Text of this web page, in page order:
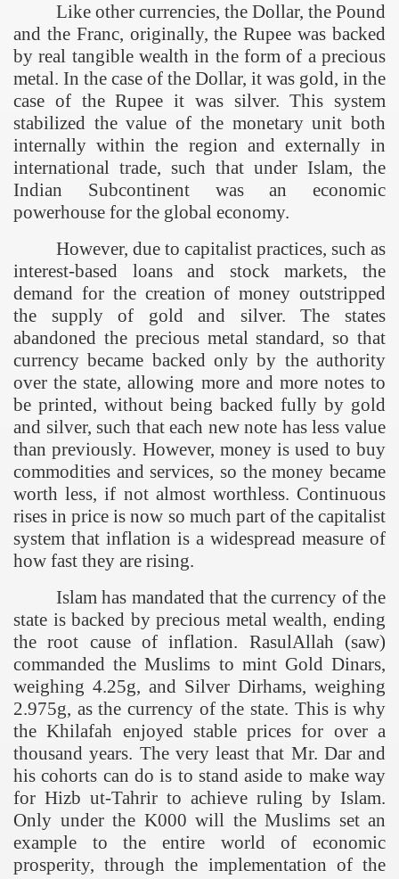
Like other currencies, the Dollar, the Pound
and the Franc, originally, the Rupee was backed
by real tangible wealth in the form of a precious
metal. In the case of the Dollar, it was gold, in the
case of the Rupee it was silver. This system
stabilized the value of the monetary unit both
internally within the region and externally in
international trade, such that under Islam, the
Indian Subcontinent was an economic
powerhouse for the global economy.
However, due to capitalist practices, such as
interest-based loans and stock markets, the
demand for the creation of money outstripped
the supply of gold and silver. The states
abandoned the precious metal standard, so that
currency became backed only by the authority
over the state, allowing more and more notes to
be printed, without being backed fully by gold
and silver, such that each new note has less value
than previously. However, money is used to buy
commodities and services, so the money became
worth less, if not almost worthless. Continuous
rises in price is now so much part of the capitalist
system that inflation is a widespread measure of
how fast they are rising.
Islam has mandated that the currency of the
state is backed by precious metal wealth, ending
the root cause of inflation. RasulAllah (saw)
commanded the Muslims to mint Gold Dinars,
weighing 4.25g, and Silver Dirhams, weighing
2.975g, as the currency of the state. This is why
the Khilafah enjoyed stable prices for over a
thousand years. The very least that Mr. Dar and
his cohorts can do is to stand aside to make way
for Hizb ut-Tahrir to achieve ruling by Islam.
Only under the K000 will the Muslims set an
example to the entire world of economic
prosperity, through the implementation of the